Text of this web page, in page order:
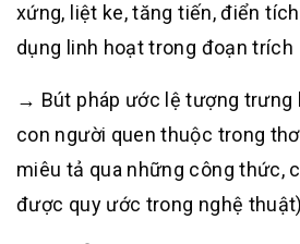
xứng, liệt ke, tăng tiến, điển
dụng linh hoạt trong đoạn trích
→ Bút pháp ước lệ tượng trưng
con người quen thuộc trong
miêu tả qua những công thức,
được quy ước trong nghệ thuật)